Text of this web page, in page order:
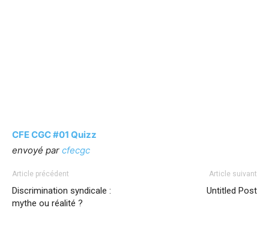
CFE CGC #01 Quizz
envoyé par cfecgc
Article précédent
Discrimination syndicale :
mythe ou réalité ?
Article suivant
Untitled Post